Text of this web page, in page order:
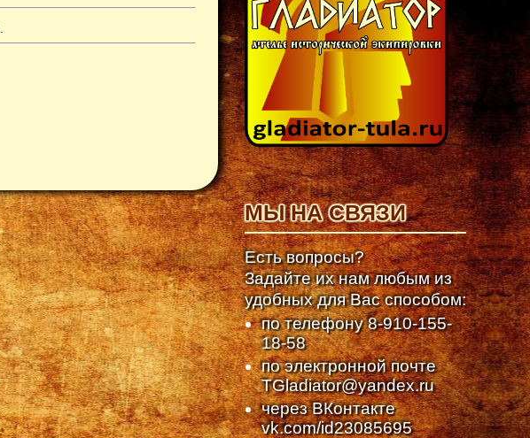
МЫ НА СВЯЗИ
Есть вопросы?
Задайте их нам любым из
удобных для Вас способом:
по телефону8-910-155-
18-58
по электронной почте
TGladiator@yandex.ru
через ВКонтакте
vk.com/id23085695